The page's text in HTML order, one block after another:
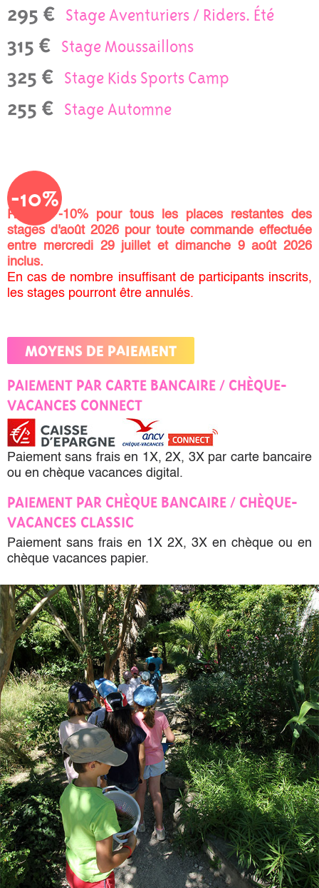
295 € Stage Aventuriers / Riders. Été
315 € Stage Moussaillons
325 € Stage Kids Sports Camp
255 € Stage Automne
-10%
Remise -10% pour tous les places restantes des
stages d'août 2026 pour toute commande effectuée
entre mercredi 29 juillet et dimanche 9 août 2026
inclus.
En cas de nombre insuffisant de participants inscrits,
les stages pourront être annulés.
MOYENS DE PAIEMENT
PAIEMENT PAR CARTE BANCAIRE / CHÈQUE-
VACANCES CONNECT
Paiement sans frais en 1X, 2X, 3X par carte bancaire
ou en chèque vacances digital.
PAIEMENT PAR CHÈQUE BANCAIRE / CHÈQUE-
VACANCES CLASSIC
Paiement sans frais en 1X 2X, 3X en chèque ou en
chèque vacances papier.